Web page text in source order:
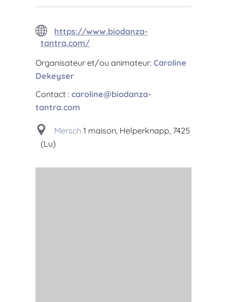
https://www.biodanza-
tantra.com/
Organisateur et/ou animateur: Caroline
Dekeyser
Contact : caroline@biodanza-
tantra.com
Mersch 1 maison, Helperknapp, 7425
(Lu)